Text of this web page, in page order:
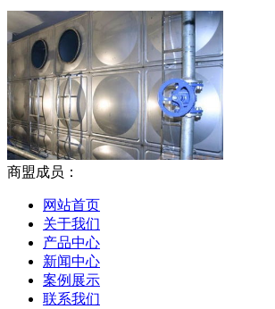
商盟成员：
网站首页
关于我们
产品中心
新闻中心
案例展示
联系我们